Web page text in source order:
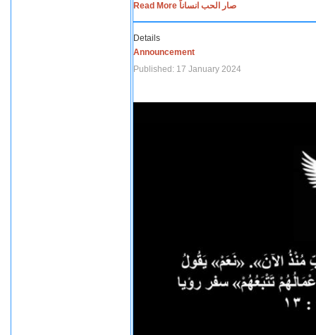
Read More صار الحب انساناً
Details
Announcement
Published: 17 January 2024